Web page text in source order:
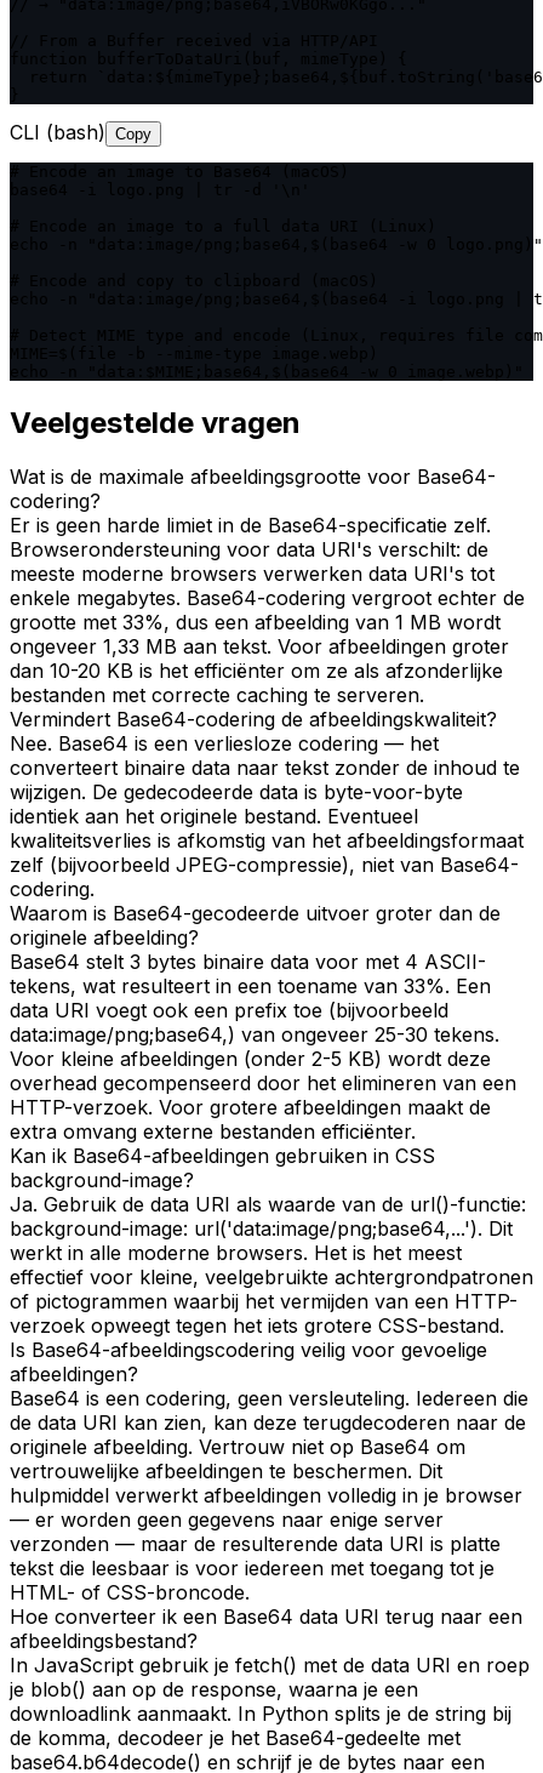
return
CLI (bash) Copy
echo -n "data:image/png;base64,$(base64 -w 0 logo.png)"
echo -n "data:image/png;base64,$(base64 -i
# Detect MIME type and encode (Linux, requires file
Veelgestelde vragen
Wat is de maximale afbeeldingsgrootte voor Base64-
codering?
Er is geen harde limiet in de Base64-specificatie zelf.
Browserondersteuning voor data URI's verschilt: de
meeste moderne browsers verwerken data URI's tot
enkele megabytes. Base64-codering vergroot echter de
grootte met 33%, dus een afbeelding van 1 MB wordt
ongeveer 1,33 MB aan tekst. Voor afbeeldingen groter
dan 10-20 KB is het efficiënter om ze als afzonderlijke
bestanden met correcte caching te serveren.
Vermindert Base64-codering de afbeeldingskwaliteit?
Nee. Base64 is een verliesloze codering — het
converteert binaire data naar tekst zonder de inhoud te
wijzigen. De gedecodeerde data is byte-voor-byte
identiek aan het originele bestand. Eventueel
kwaliteitsverlies is afkomstig van het afbeeldingsformaat
zelf (bijvoorbeeld JPEG-compressie), niet van Base64-
codering.
Waarom is Base64-gecodeerde uitvoer groter dan de
originele afbeelding?
Base64 stelt 3 bytes binaire data voor met 4 ASCII-
tekens, wat resulteert in een toename van 33%. Een
data URI voegt ook een prefix toe (bijvoorbeeld
data:image/png;base64,) van ongeveer 25-30 tekens.
Voor kleine afbeeldingen (onder 2-5 KB) wordt deze
overhead gecompenseerd door het elimineren van een
HTTP-verzoek. Voor grotere afbeeldingen maakt de
extra omvang externe bestanden efficiënter.
Kan ik Base64-afbeeldingen gebruiken in CSS
background-image?
Ja. Gebruik de data URI als waarde van de url()-functie:
background-image: url('data:image/png;base64,...'). Dit
werkt in alle moderne browsers. Het is het meest
effectief voor kleine, veelgebruikte achtergrondpatronen
of pictogrammen waarbij het vermijden van een HTTP-
verzoek opweegt tegen het iets grotere CSS-bestand.
Is Base64-afbeeldingscodering veilig voor gevoelige
afbeeldingen?
Base64 is een codering, geen versleuteling. Iedereen die
de data URI kan zien, kan deze terugdecoderen naar de
originele afbeelding. Vertrouw niet op Base64 om
vertrouwelijke afbeeldingen te beschermen. Dit
hulpmiddel verwerkt afbeeldingen volledig in je browser
— er worden geen gegevens naar enige server
verzonden — maar de resulterende data URI is platte
tekst die leesbaar is voor iedereen met toegang tot je
HTML- of CSS-broncode.
Hoe converteer ik een Base64 data URI terug naar een
afbeeldingsbestand?
In JavaScript gebruik je fetch() met de data URI en roep
je blob() aan op de response, waarna je een
downloadlink aanmaakt. In Python splits je de string bij
de komma, decodeer je het Base64-gedeelte met
base64.b64decode() en schrijf je de bytes naar een